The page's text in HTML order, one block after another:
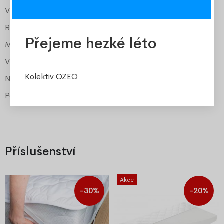
Výška k roštu
Rošt
Matrace
Vital PUR pěna
Výška matrace
Nosnost matrace
Potah Jersey snímatelný a pratelný
Příslušenství
-30%
Akce
-20%
Přejeme hezké léto
Kolektiv OZEO